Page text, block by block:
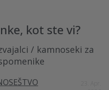
kot ste vi?
/ kamnoseki za